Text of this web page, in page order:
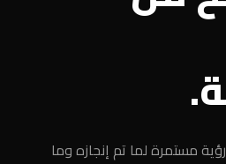
مستمرة لما تم إنجازه وما